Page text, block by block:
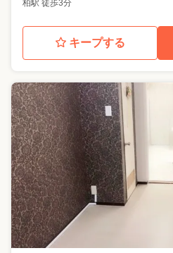
柏駅 徒歩3分
キープする